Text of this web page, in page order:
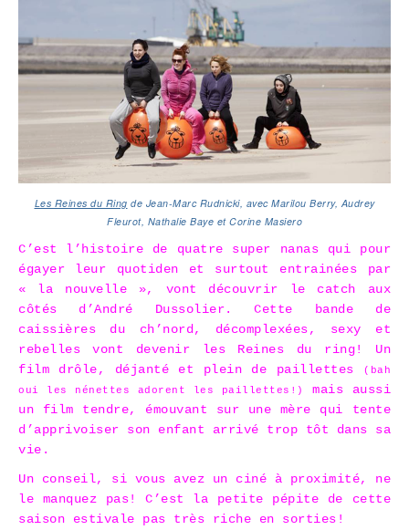
Les Reines du Ring de Jean-Marc Rudnicki, avec Marilou Berry, Audrey
Fleurot, Nathalie Baye et Corine Masiero
C’est l’histoire de quatre super nanas qui pour
égayer leur quotiden et surtout entrainées par
« la nouvelle », vont découvrir le catch aux
côtés d’André Dussolier. Cette bande de
caissières du ch’nord, décomplexées, sexy et
rebelles vont devenir les Reines du ring! Un
film drôle, déjanté et plein de paillettes
(bah
oui les nénettes adorent les paillettes!)
mais aussi
un film tendre, émouvant sur une mère qui tente
d’apprivoiser son enfant arrivé trop tôt dans sa
vie.
Un conseil, si vous avez un ciné à proximité, ne
le manquez pas! C’est la petite pépite de cette
saison estivale pas très riche en sorties!